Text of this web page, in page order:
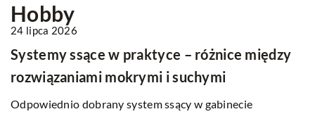
Hobby
24 lipca 2026
Systemy ssące w praktyce – różnice między
rozwiązaniami mokrymi i suchymi
Odpowiednio dobrany system ssący w gabinecie